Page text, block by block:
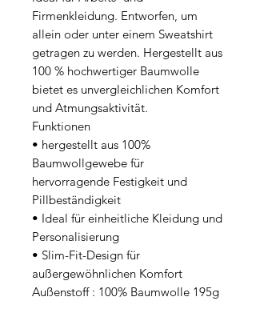
Firmenkleidung. Entworfen, um
allein oder unter einem Sweatshirt
getragen zu werden. Hergestellt aus
100 % hochwertiger Baumwolle
bietet es unvergleichlichen Komfort
und Atmungsaktivität.
Funktionen
• hergestellt aus 100%
Baumwollgewebe für
hervorragende Festigkeit und
Pillbeständigkeit
• Ideal für einheitliche Kleidung und
Personalisierung
• Slim-Fit-Design für
außergewöhnlichen Komfort
Außenstoff : 100% Baumwolle 195g